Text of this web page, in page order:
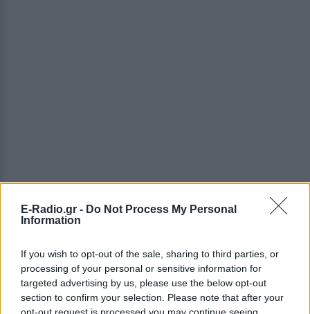
E-Radio.gr - Do Not Process My Personal
Information
If you wish to opt-out of the sale, sharing to third parties, or
processing of your personal or sensitive information for
targeted advertising by us, please use the below opt-out
section to confirm your selection. Please note that after your
ΔΕΙΤΕ ΕΠΙΣΗΣ